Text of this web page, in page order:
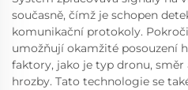
současně, čímž je schopen
komunikační protokoly.
umožňují okamžité posouzení
faktory, jako je typ dronu,
hrozby. Tato technologie se